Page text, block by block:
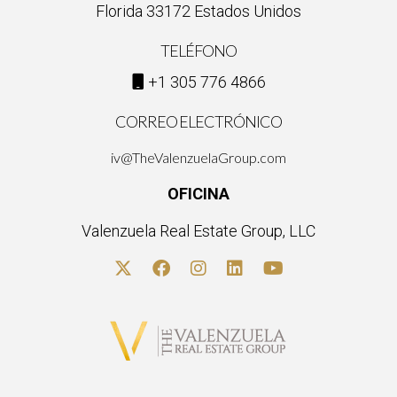
Florida 33172 Estados Unidos
TELÉFONO
+1 305 776 4866
CORREO ELECTRÓNICO
iv@TheValenzuelaGroup.com
OFICINA
Valenzuela Real Estate Group, LLC